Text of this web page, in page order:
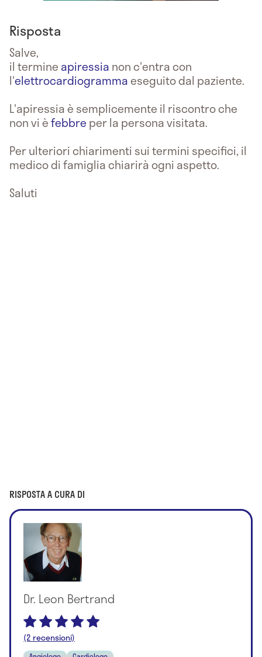
Risposta
Salve,
il termine apiressia non c'entra con
l'elettrocardiogrammaeseguito dal paziente.
L'apiressia è semplicemente il riscontro che
non vi èfebbre per la persona visitata.
Per ulteriori chiarimenti sui termini specifici, il
medico di famiglia chiarirà ogni aspetto.
Saluti
RISPOSTA A CURA DI
Dr. Leon Bertrand
(2 recensioni)